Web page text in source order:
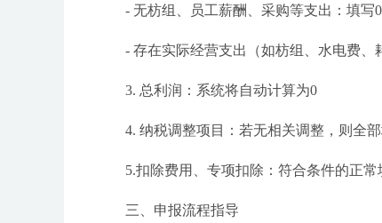
- 无枋组、员工薪酬、采购等支出：填写0
- 存在实际经营支出（如枋组、水电费、
3. 总利润：系统将自动计算为0
4. 纳税调整项目：若无相关调整，则全
5.扣除费用、专项扣除：符合条件的正常
三、申报流程指导